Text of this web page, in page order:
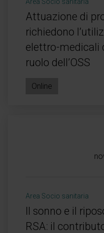
Attuazione di
richiedono
elettro-medicali
ruolo dell’OSS
Online
Area Socio sanitaria
Il sonno e il
RSA: il